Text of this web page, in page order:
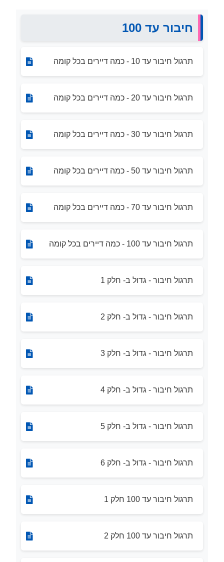
חיבור עד 100
תרגול חיבור עד 10 - כמה דיירים בכל קומה
תרגול חיבור עד 20 - כמה דיירים בכל קומה
תרגול חיבור עד 30 - כמה דיירים בכל קומה
תרגול חיבור עד 50 - כמה דיירים בכל קומה
תרגול חיבור עד 70 - כמה דיירים בכל קומה
תרגול חיבור עד 100 - כמה דיירים בכל קומה
תרגול חיבור - גדול ב- חלק 1
תרגול חיבור - גדול ב- חלק 2
תרגול חיבור - גדול ב- חלק 3
תרגול חיבור - גדול ב- חלק 4
תרגול חיבור - גדול ב- חלק 5
תרגול חיבור - גדול ב- חלק 6
תרגול חיבור עד 100 חלק 1
תרגול חיבור עד 100 חלק 2